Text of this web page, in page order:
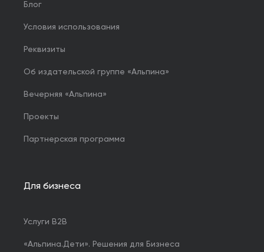
Блог
Условия использования
Реквизиты
Об издательской группе «Альпина»
Вечерняя «Альпина»
Проекты
Партнерская программа
Для бизнеса
Услуги B2B
«Альпина.Дети». Решения для Бизнеса